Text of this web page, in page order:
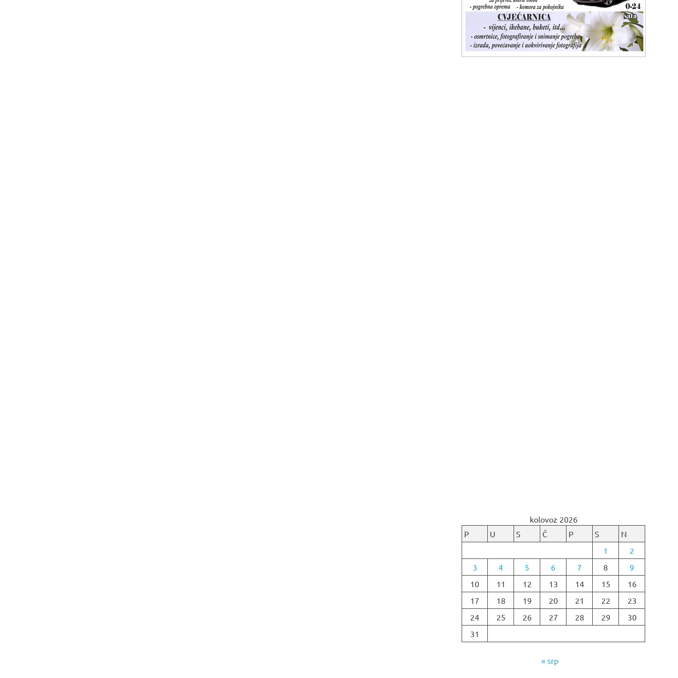
kolovoz 2026
P
U S Č P S
N
1
2
3
4 5 6 7 8
9
10
11 12 13 14 15
16
17
18 19 20 21 22
23
24
25 26 27 28 29
30
31
« srp